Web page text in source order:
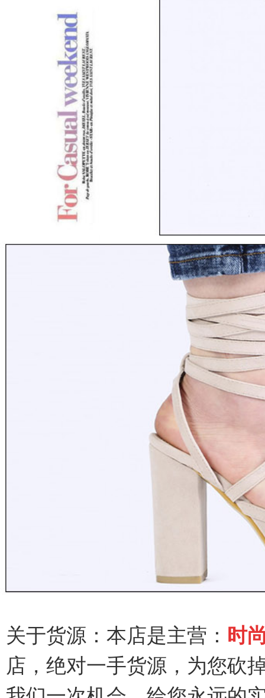
关于货源：本店是主营： 时
店，绝对一手货源，为您砍